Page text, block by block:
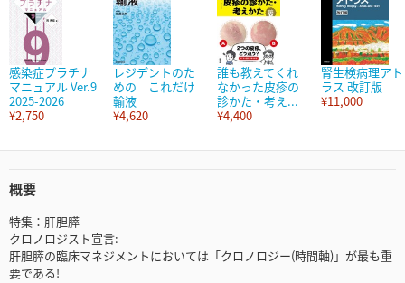
感染症プラチナ
マニュアル Ver.9
2025-2026
¥2,750
レジデントのた
めの これだけ
輸液
¥4,620
誰も教えてくれ
なかった皮疹の
診かた・考え...
¥4,400
腎生検病理アト
ラス 改訂版
¥11,000
概要
特集：肝胆膵
クロノロジスト宣言:
肝胆膵の臨床マネジメントにおいては「クロノロジー(時間軸)」が最も重
要である!